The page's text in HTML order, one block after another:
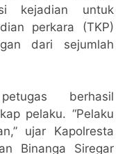
kejadian untuk
perkara (TKP)
dari sejumlah
berhasil
pelaku. “Pelaku
ujar Kapolresta
Binanga Siregar